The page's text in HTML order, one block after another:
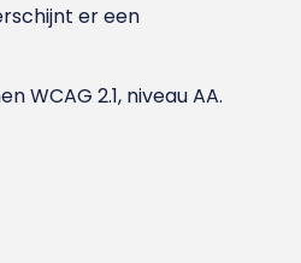
er een
2.1, niveau AA.